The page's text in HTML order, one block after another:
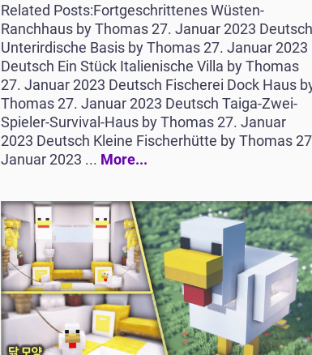
Related Posts:Fortgeschrittenes Wüsten-
Ranchhaus by Thomas 27. Januar 2023 Deutsch
Unterirdische Basis by Thomas 27. Januar 2023
Deutsch Ein Stück Italienische Villa by Thomas
27. Januar 2023 Deutsch Fischerei Dock Haus
Thomas 27. Januar 2023 Deutsch Taiga-Zwei-
Spieler-Survival-Haus by Thomas 27. Januar
2023 Deutsch Kleine Fischerhütte by Thomas
Januar 2023 ... More...